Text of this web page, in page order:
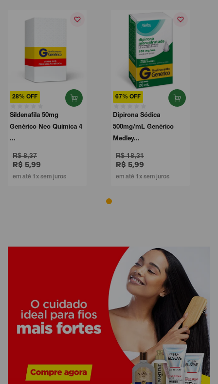
28% OFF
Sildenafila 50mg
Genérico Neo Química 4
...
R$ 8,37
R$ 5,99
em até 1x sem juros
67% OFF
Dipirona Sódica
500mg/mL Genérico
Medley...
R$ 18,31
R$ 5,99
em até 1x sem juros